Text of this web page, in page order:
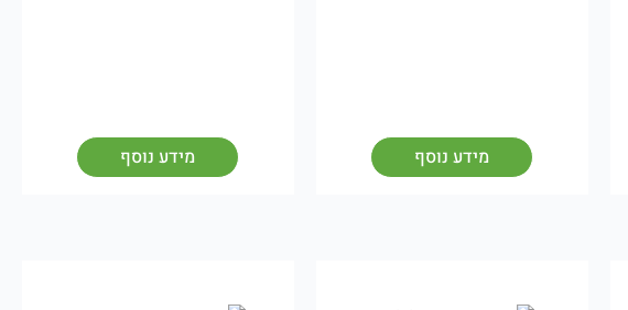
מידע נוסף מידע נוסף